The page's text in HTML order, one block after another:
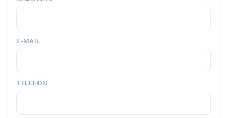
E-MAIL
TELEFON